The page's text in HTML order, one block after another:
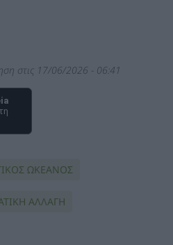
στις 17/06/2026 - 06:41
ΩΚΕΑΝΟΣ
ΑΛΛΑΓΗ